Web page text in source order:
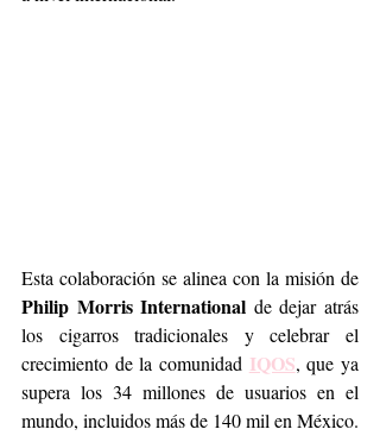
Philip Morris International de dejar atrás
los cigarros tradicionales y celebrar el
crecimiento de la comunidad IQOS, que ya
supera los 34 millones de usuarios en el
mundo, incluidos más de 140 mil en México.